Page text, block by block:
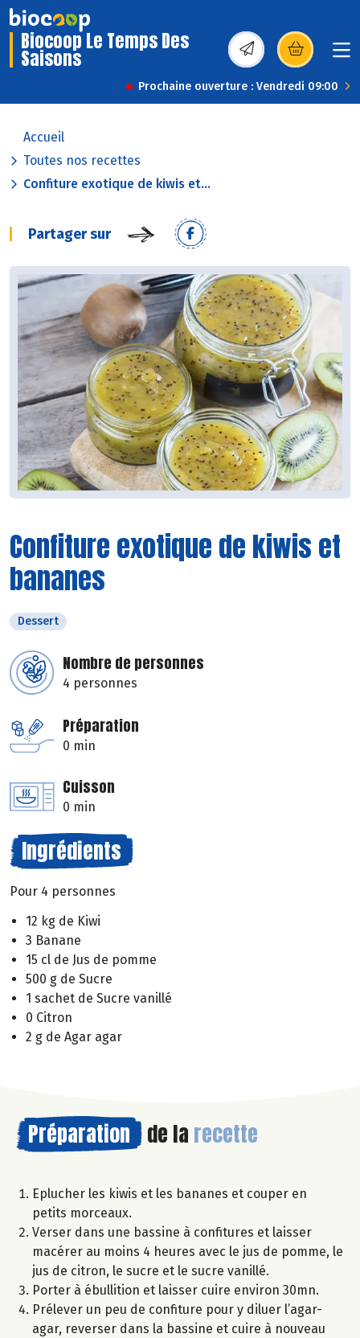
Biocoop Le Temps Des
Saisons (s’ouvre dans une
Prochaine ouverture : Vendredi 09:00
Accueil
Toutes nos recettes
Confiture exotique de kiwis et...
Partager sur
Confiture exotique de kiwis et
bananes
Dessert
Nombre de personnes
4 personnes
Préparation
0 min
Cuisson
0 min
Ingrédients
Pour 4 personnes
12 kg de Kiwi
3 Banane
15 cl de Jus de pomme
500 g de Sucre
1 sachet de Sucre vanillé
0 Citron
2 g de Agar agar
Préparation de la recette
Eplucher les kiwis et les bananes et couper en
petits morceaux.
Verser dans une bassine à confitures et laisser
macérer au moins 4 heures avec le jus de pomme, le
jus de citron, le sucre et le sucre vanillé.
Porter à ébullition et laisser cuire environ 30mn.
Prélever un peu de confiture pour y diluer l’agar-
agar, reverser dans la bassine et cuire à nouveau